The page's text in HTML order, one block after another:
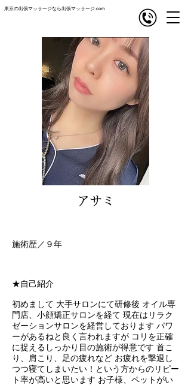
出張マッサージ com
東京の出張マッサージなら出張マッサージ.com
アサミ
施術歴／９年
★自己紹介
初めまして 大手サロンにて研修後 オイル専
門店、小顔矯正サロンを経て 現在はリラク
ゼーションサロンを経営しております パワ
ーがあるねと良く言われますが コリを正確
に捉えるしっかり目の施術が得意です 首こ
り、肩こり、足の疲れなど お疲れを撃退し
つつ寝てしまいたい！という方からのリピー
ト率が高いと思います お子様、ペットがい